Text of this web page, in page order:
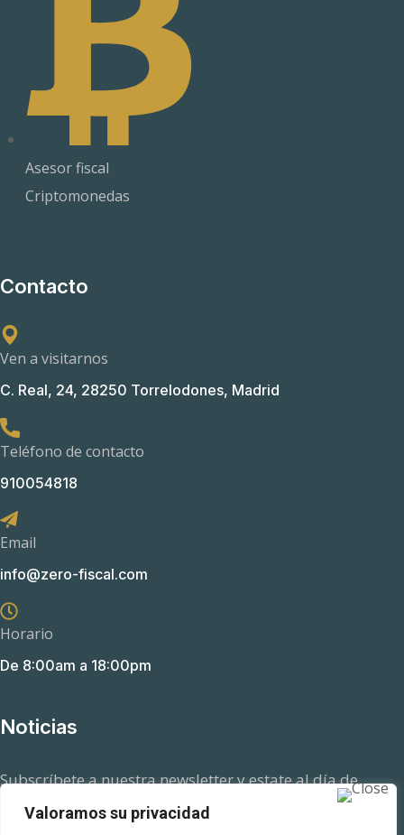
Valoramos su privacidad
Asesor fiscal
Criptomonedas
Contacto
Ven a visitarnos
C. Real, 24, 28250 Torrelodones, Madrid
Teléfono de contacto
910054818
Email
info@zero-fiscal.com
Horario
De 8:00am a 18:00pm
Noticias
Subscríbete a nuestra newsletter y estate al día de
aquellas novedades en el ámbito fiscal que pueden